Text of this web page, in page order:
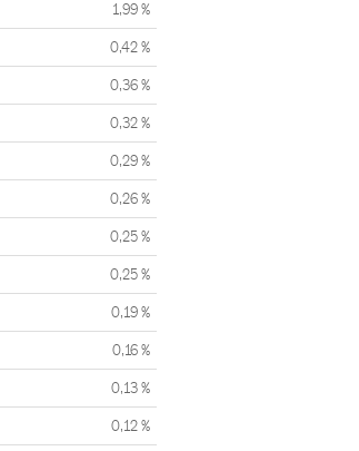
1,99 %
0,42 %
0,36 %
0,32 %
0,29 %
0,26 %
0,25 %
0,25 %
0,19 %
0,16 %
0,13 %
0,12 %